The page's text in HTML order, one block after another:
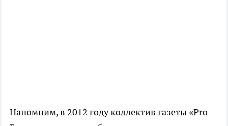
Напомним, в 2012 году коллектив газеты «Pro